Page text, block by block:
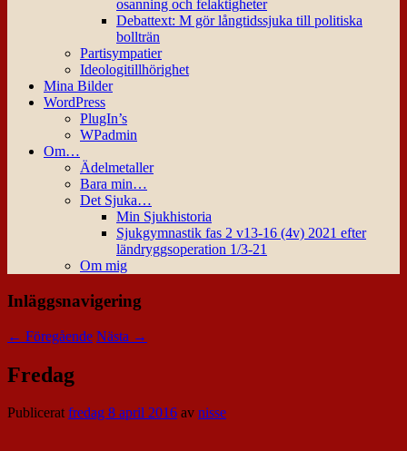
osanning och felaktigheter
Debattext: M gör långtidssjuka till politiska
bollträn
Partisympatier
Ideologitillhörighet
Mina Bilder
WordPress
PlugIn’s
WPadmin
Om…
Ädelmetaller
Bara min…
Det Sjuka…
Min Sjukhistoria
Sjukgymnastik fas 2 v13-16 (4v) 2021 efter
ländryggsoperation 1/3-21
Om mig
Inläggsnavigering
← Föregående Nästa →
Fredag
Publiceratfredag 8 april 2016 av nisse